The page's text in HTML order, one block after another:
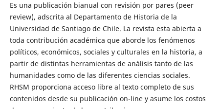
Es una publicación bianual con revisión por pares (peer
review), adscrita al Departamento de Historia de la
Universidad de Santiago de Chile. La revista esta abierta a
toda contribución académica que aborde los fenómenos
políticos, económicos, sociales y culturales en la historia, a
partir de distintas herramientas de análisis tanto de las
humanidades como de las diferentes ciencias sociales.
RHSM proporciona acceso libre al texto completo de sus
contenidos desde su publicación on-line y asume los costos